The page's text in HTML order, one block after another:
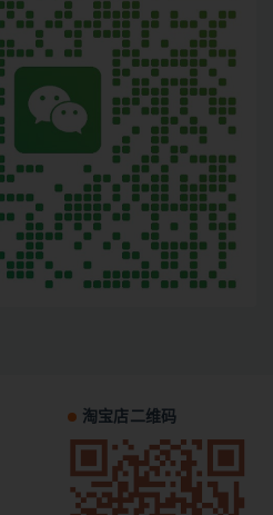
淘宝店二维码